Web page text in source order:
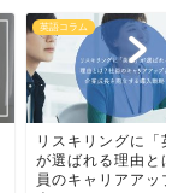
英語コラム
リスキリングに「英
が選ばれる理由とは
員のキャリアアップ